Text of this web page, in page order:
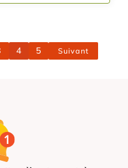
4 5 Suivant